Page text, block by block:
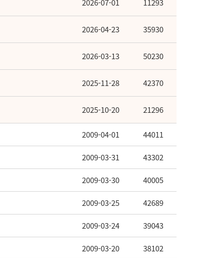
2026-07-01 11293
2026-04-23 35930
2026-03-13 50230
2025-11-28 42370
2025-10-20 21296
2009-04-01 44011
2009-03-31 43302
2009-03-30 40005
2009-03-25 42689
2009-03-24 39043
2009-03-20 38102